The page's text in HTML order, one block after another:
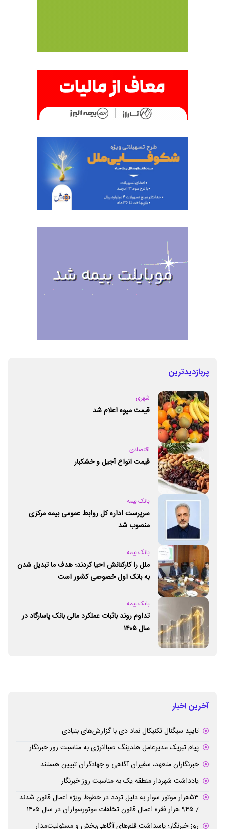
پربازدیدترین
شهری
قیمت میوه اعلام شد
اقتصادی
قیمت انواع آجیل و خشکبار
بانک بیمه
سرپرست اداره کل روابط عمومی بیمه مرکزی
منصوب شد
بانک بیمه
ملل را کارکنانش احیا کردند؛ هدف ما تبدیل شدن
به بانک اول خصوصی کشور است
بانک بیمه
تداوم روند باثبات عملکرد مالی بانک پاسارگاد در
سال ۱۴۰۵
آخرین اخبار
تایید سیگنال تکنیکال نماد دی با گزارش‌های بنیادی
پیام تبریک مدیرعامل هلدینگ صباانرژی به مناسبت روز خبرنگار
خبرنگاران متعهد، سفیران آگاهی و جهادگران تبیین هستند
یادداشت شهردار منطقه یک به مناسبت روز خبرنگار
۵۳هزار موتور سوار به دلیل تردد در خطوط ویژه اعمال قانون شدند
/ ۹۴۵ هزار فقره اعمال قانون تخلفات موتورسواران در سال ۱۴۰۵
روز خبرنگار؛ پاسداشت قلم‌های آگاهی‌بخش و مسئولیت‌مدار